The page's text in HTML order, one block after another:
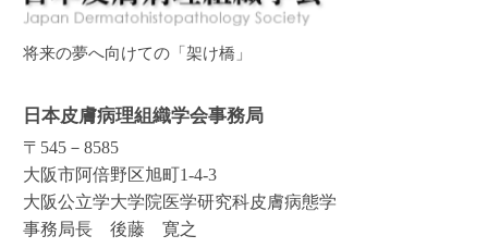
将来の夢へ向けての「架け橋」
日本皮膚病理組織学会事務局
〒545－8585
大阪市阿倍野区旭町1-4-3
大阪公立学大学院医学研究科皮膚病態学
事務局長 後藤 寛之